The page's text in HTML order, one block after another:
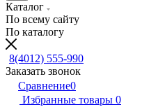
Каталог
По всему сайту
По каталогу
8(4012) 555-990
Заказать звонок
Сравнение0
Избранные товары 0